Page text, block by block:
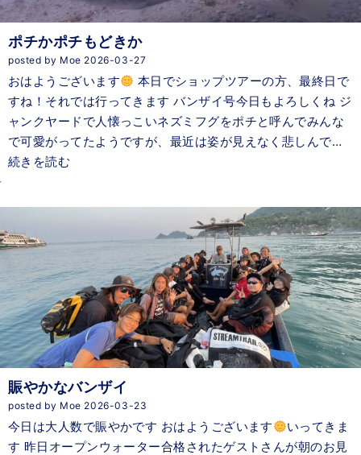
ポチかポチもどきか
posted by Moe 2026-03-27
おはようございます
本日でショップツアーの方、最終日で
すね！それでは行ってきます バンザイ号今日もよろしくね ジ
ャンクヤードで人懐っこいネズミフグをポチと呼んでみんな
で可愛がってたようですが、最近は姿が見えなく悲しんで…
続きを読む
賑やかなバンザイ
posted by Moe 2026-03-23
今日は大人数で賑やかです おはようございます
いってきま
す 昨日オープンウォーター合格されたゲストさんが朝のお見